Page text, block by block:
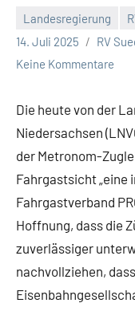
Landesregierung
14. Juli 2025
RV
Keine Kommentare
Die heute von der
Niedersachsen
der Metronom-
Fahrgastsicht „eine
Fahrgastverband
Hoffnung, dass die
zuverlässiger
nachvollziehen,